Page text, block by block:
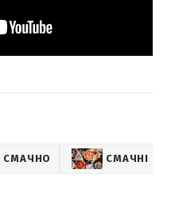
СМАЧНО СМАЧНІ